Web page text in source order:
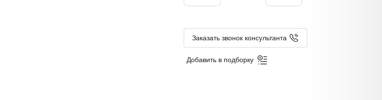
Заказать звонок консультанта